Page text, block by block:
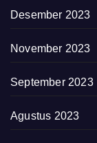
Desember 2023
November 2023
September 2023
Agustus 2023